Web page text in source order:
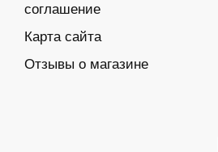
соглашение
Карта сайта
Отзывы о магазине